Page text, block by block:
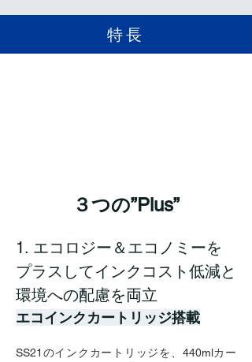
​特長
３つの”Plus”
1. エコロジー＆エコノミーを
プラスしてインクコスト低減と
環境への配慮を両立
エコインクカートリッジ搭載
SS21のインクカートリッジを、440mlカー